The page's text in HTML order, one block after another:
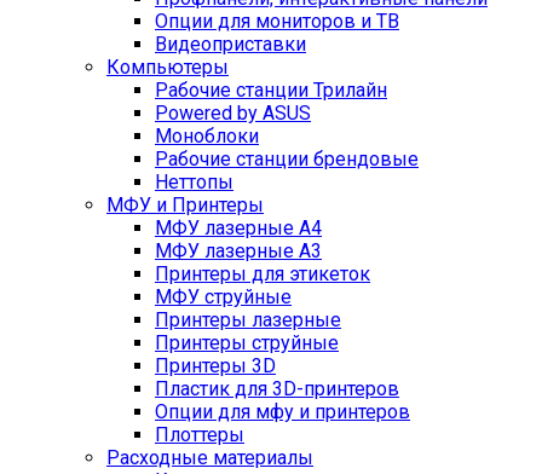
Опции для мониторов и ТВ
Видеоприставки
Компьютеры
Рабочие станции Трилайн
Powered by ASUS
Моноблоки
Рабочие станции брендовые
Неттопы
МФУ и Принтеры
МФУ лазерные А4
МФУ лазерные А3
Принтеры для этикеток
МФУ струйные
Принтеры лазерные
Принтеры струйные
Принтеры 3D
Пластик для 3D-принтеров
Опции для мфу и принтеров
Плоттеры
Расходные материалы